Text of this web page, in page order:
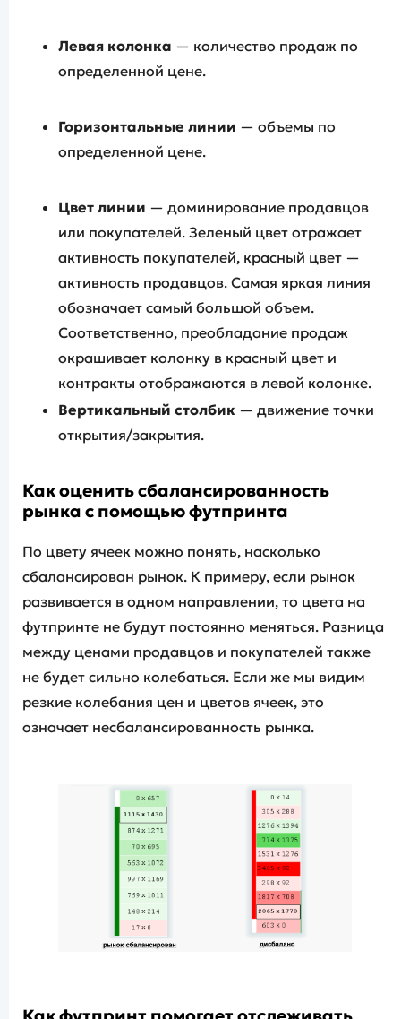
Левая колонка — количество продаж по
определенной цене.
Горизонтальные линии — объемы по
определенной цене.
Цвет линии — доминирование продавцов
или покупателей. Зеленый цвет отражает
активность покупателей, красный цвет —
активность продавцов. Самая яркая линия
обозначает самый большой объем.
Соответственно, преобладание продаж
окрашивает колонку в красный цвет и
контракты отображаются в левой колонке.
Вертикальный столбик — движение точки
открытия/закрытия.
Как оценить сбалансированность
рынка с помощью футпринта
По цвету ячеек можно понять, насколько
сбалансирован рынок. К примеру, если рынок
развивается в одном направлении, то цвета на
футпринте не будут постоянно меняться. Разница
между ценами продавцов и покупателей также
не будет сильно колебаться. Если же мы видим
резкие колебания цен и цветов ячеек, это
означает несбалансированность рынка.